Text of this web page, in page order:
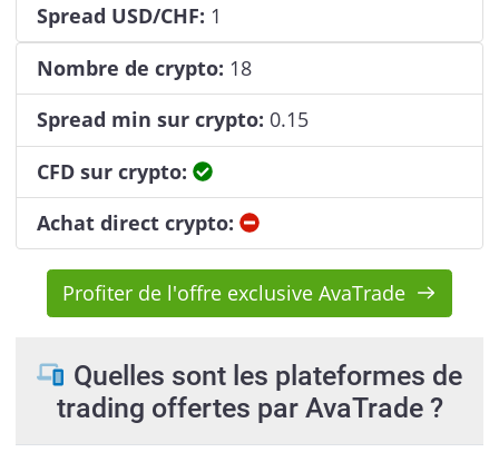
Spread USD/CHF: 1
Nombre de crypto: 18
Spread min sur crypto: 0.15
CFD sur crypto:
Oui
Achat direct crypto:
Non
Profiter de l'offre exclusive AvaTrade
Quelles sont les plateformes de
trading offertes par AvaTrade ?